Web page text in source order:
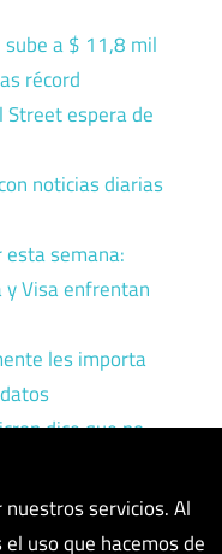
sube a $ 11,8 mil
récord
Street espera de
noticias diarias
esta semana:
Visa enfrentan
les importa
dice que no.
servicios. Al
uso que hacemos de